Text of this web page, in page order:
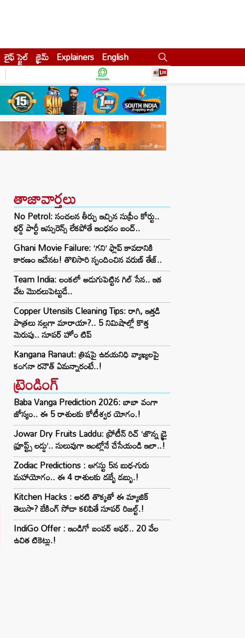
లైఫ్ స్టైల్ క్రైమ్ Explainers English
తాజావార్తలు
No Petrol: సంచలన తీర్పు ఇచ్చిన సుప్రీం కోర్టు..
థర్డ్ పార్టీ ఇన్సురెన్స్ లేకపోతే ఇంధనం బంద్..
Ghani Movie Failure: ‘గని’ ఫ్లాప్‌ కావడానికి
కారణం ఇదేనట! తొలిసారి స్పందించిన వరుణ్ తేజ్..
Team India: లంకలో అడుగుపెట్టిన గిల్ సేన.. ఇక
వేట మొదలుపెట్టుడే..
Copper Utensils Cleaning Tips: రాగి, ఇత్తడి
పాత్రలు నల్లగా మారాయా?.. 5 నిమిషాల్లో కొత్త
మెరుపు.. సూపర్ హోం టిప్
Kangana Ranaut: త్రిషపై ఉదయనిధి వ్యాఖ్యలపై
కంగనా రనౌత్ ఏమన్నారంటే..!
ట్రెండింగ్‌
Baba Vanga Prediction 2026: బాబా వంగా
జోస్యం.. ఈ 5 రాశులకు కోటీశ్వర యోగం.!
Jowar Dry Fruits Laddu: ప్రోటీన్ రిచ్ ‘జొన్న డ్రై
ఫ్రూప్ట్స్ లడ్డు’.. సులువుగా ఇంట్లోనే చేసేయండి ఇలా..!
Zodiac Predictions : ఆగస్టు 5న బుధ-గురు
మహాయోగం.. ఈ 4 రాశులకు డబ్బే డబ్బు.!
Kitchen Hacks : అరటి తొక్కతో ఈ మ్యాజిక్
తెలుసా? బేకింగ్ సోడా కలిపితే సూపర్ రిజల్ట్.!
IndiGo Offer : ఇండిగో బంపర్ ఆఫర్.. 20 వేల
ఉచిత టికెట్లు.!